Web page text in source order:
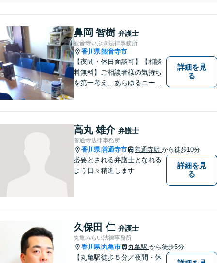
をアドバイスいたします【電話・LIN
鼻岡 智樹 弁護士
観音寺いぶき法律事務所
香川県|観音寺市
【夜間・休日面談可】【相談
料無料】ご相談者様の気持ち
を第一考え、あらゆるニーズ
の問題解決のサポートをさせ
ていただきます。ご相談は無
料ですので、お気軽にご相談
ください。
詳細を見
る
高丸 雄介 弁護士
善通寺法律事務所
香川県|善通寺市 善通寺駅 から徒歩10分
必要とされる弁護士となれる
よう日々精進します
詳細を見
る
久保田 仁 弁護士
丸亀みらい法律事務所
香川県| 丸亀市 丸亀駅 から徒歩5分
【丸亀駅徒歩５分／夜間・休